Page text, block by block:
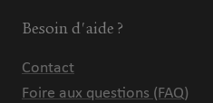
Besoin d'aide ?
Contact
Foire aux questions (FAQ)